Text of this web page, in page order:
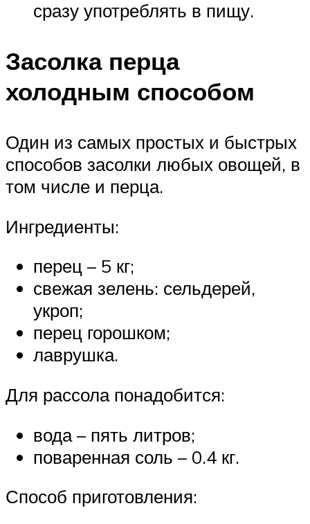
сразу употреблять в пищу.
Засолка перца
холодным способом
Один из самых простых и быстрых
способов засолки любых овощей, в
том числе и перца.
Ингредиенты:
перец – 5 кг;
свежая зелень: сельдерей,
укроп;
перец горошком;
лаврушка.
Для рассола понадобится:
вода – пять литров;
поваренная соль – 0.4 кг.
Способ приготовления: